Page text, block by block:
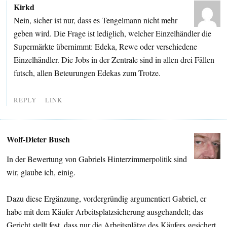
Kirkd
Nein, sicher ist nur, dass es Tengelmann nicht mehr
geben wird. Die Frage ist lediglich, welcher Einzelhändler die
Supermärkte übernimmt: Edeka, Rewe oder verschiedene
Einzelhändler. Die Jobs in der Zentrale sind in allen drei Fällen
futsch, allen Beteurungen Edekas zum Trotze.
REPLY LINK
Wolf-Dieter Busch
In der Bewertung von Gabriels Hinterzimmerpolitik sind
wir, glaube ich, einig.
Dazu diese Ergänzung, vordergründig argumentiert Gabriel, er
habe mit dem Käufer Arbeitsplatzsicherung ausgehandelt; das
Gericht stellt fest, dass nur die Arbeitsplätze des Käufers gesichert